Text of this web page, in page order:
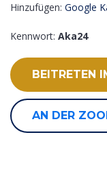
Hinzufügen: Google
Kennwort: Aka24
BEITRETEN
AN DER